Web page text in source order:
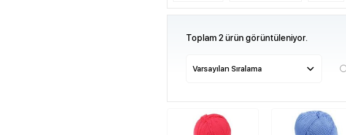
Toplam 2 ürün görüntüleniyor.